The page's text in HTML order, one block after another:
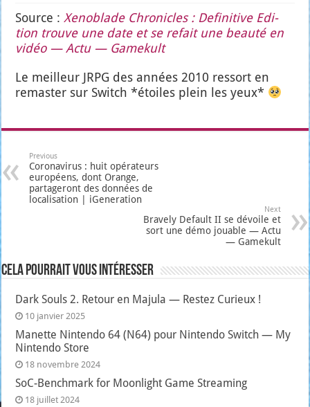
Source : Xeno­blade Chro­nicles : Defi­ni­tive Edi­
tion trouve une date et se refait une beau­té en
vidéo — Actu — Game­kult
Le meilleur JRPG des années 2010 res­sort en
remas­ter sur Switch *étoiles plein les yeux*
Previous
Coronavirus : huit opérateurs
européens, dont Orange,
partageront des données de
localisation | iGeneration
Next
Bravely Default II se dévoile et
sort une démo jouable — Actu
— Gamekult
Cela pourrait vous intéresser
Dark Souls 2. Retour en Majula — Restez Curieux !
10 janvier 2025
Manette Nintendo 64 (N64) pour Nintendo Switch — My
Nintendo Store
18 novembre 2024
SoC-Benchmark for Moonlight Game Streaming
18 juillet 2024